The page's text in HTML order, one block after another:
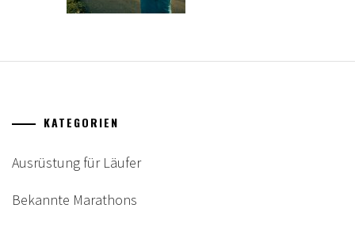
KATEGORIEN
Ausrüstung für Läufer
Bekannte Marathons